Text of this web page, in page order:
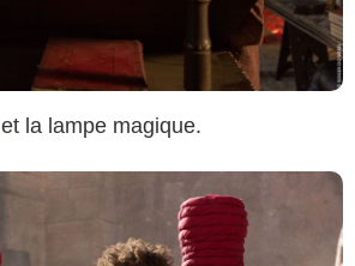
et la lampe magique.